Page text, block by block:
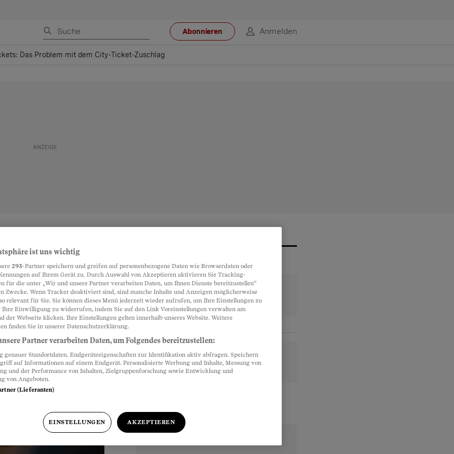
Abonnieren Anmelden
Das Problem mit dem City-Ticket-Zuschlag
Zuge
hängt davon ab,
investiert, spart
ist uns wichtig
293-Partner speichern und greifen auf personenbezogene Daten wie Browserdaten oder
auf Ihrem Gerät zu. Durch Auswahl von Akzeptieren aktivieren Sie Tracking-
für die unter „Wir und unsere Partner verarbeiten Daten, um Ihnen Dienste bereitzustellen“
Zwecke. Wenn Tracker deaktiviert sind, sind manche Inhalte und Anzeigen möglicherweise
relevant für Sie. Sie können dieses Menü jederzeit wieder aufrufen, um Ihre Einstellungen zu
Ihre Einwilligung zu widerrufen, indem Sie auf den Link Voreinstellungen verwalten am
der Webseite klicken. Ihre Einstellungen gelten innerhalb unseres Website. Weitere
finden Sie in unserer Datenschutzerklärung.
Partner verarbeiten Daten, um Folgendes bereitzustellen:
genauer Standortdaten. Endgeräteeigenschaften zur Identifikation aktiv abfragen. Speichern
auf Informationen auf einem Endgerät. Personalisierte Werbung und Inhalte, Messung von
und der Performance von Inhalten, Zielgruppenforschung sowie Entwicklung und
von Angeboten.
(Lieferanten)
EINSTELLUNGEN AKZEPTIEREN